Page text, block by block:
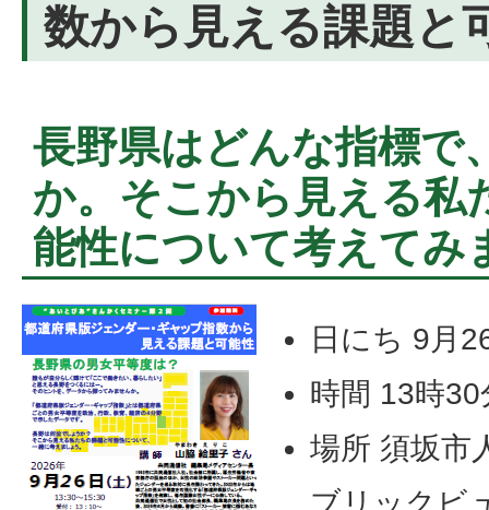
数から見える課題と
長野県はどんな指標で
か。そこから見える私
能性について考えてみ
日にち 9月
時間 13時
場所 須坂市